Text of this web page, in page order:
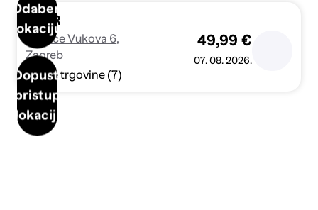
Odaberi
lokaciju
Dopusti
pristup
lokaciji
SPAR
Ul. Vice Vukova 6,
Zagreb
Druge trgovine (7)
49,99 €
07. 08. 2026.